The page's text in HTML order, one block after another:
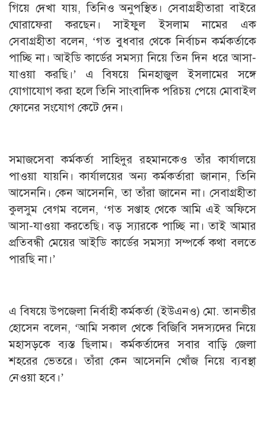
গিয়ে দেখা যায়, তিনিও অনুপস্থিত। সেবাগ্রহীতারা বাইরে
ঘোরাফেরা করছেন। সাইফুল ইসলাম নামের এক
সেবাগ্রহীতা বলেন, ‘গত বুধবার থেকে নির্বাচন কর্মকর্তাকে
পাচ্ছি না। আইডি কার্ডের সমস্যা নিয়ে তিন দিন ধরে আসা-
যাওয়া করছি।’ এ বিষয়ে মিনহাজুল ইসলামের সঙ্গে
যোগাযোগ করা হলে তিনি সাংবাদিক পরিচয় পেয়ে মোবাইল
ফোনের সংযোগ কেটে দেন।
সমাজসেবা কর্মকর্তা সাহিদুর রহমানকেও তাঁর কার্যালয়ে
পাওয়া যায়নি। কার্যালয়ের অন্য কর্মকর্তারা জানান, তিনি
আসেননি। কেন আসেননি, তা তাঁরা জানেন না। সেবাগ্রহীতা
কুলসুম বেগম বলেন, ‘গত সপ্তাহ থেকে আমি এই অফিসে
আসা-যাওয়া করতেছি। বড় স্যারকে পাচ্ছি না। তাই আমার
প্রতিবন্ধী মেয়ের আইডি কার্ডের সমস্যা সম্পর্কে কথা বলতে
পারছি না।’
এ বিষয়ে উপজেলা নির্বাহী কর্মকর্তা (ইউএনও) মো. তানভীর
হোসেন বলেন, ‘আমি সকাল থেকে বিজিবি সদস্যদের নিয়ে
মহাসড়কে ব্যস্ত ছিলাম। কর্মকর্তাদের সবার বাড়ি জেলা
শহরের ভেতরে। তাঁরা কেন আসেননি খোঁজ নিয়ে ব্যবস্থা
নেওয়া হবে।’